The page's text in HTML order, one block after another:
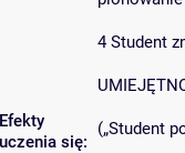
Efekty
uczenia się:
4 Student
(„Student